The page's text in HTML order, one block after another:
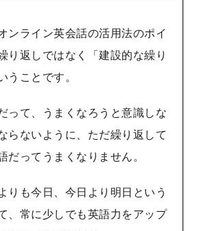
ンライン英会話の活用法のポイ
り返しではなく「建設的な繰り
うことです。
って、うまくなろうと意識しな
らないように、ただ繰り返して
だってうまくなりません。
りも今日、今日より明日という
、常に少しでも英語力をアップ